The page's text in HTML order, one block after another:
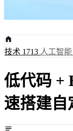
技术 1713 人工智能
低代码 +
速搭建自